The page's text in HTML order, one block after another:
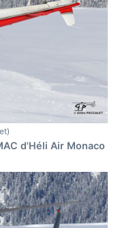
d'Héli Air Monaco